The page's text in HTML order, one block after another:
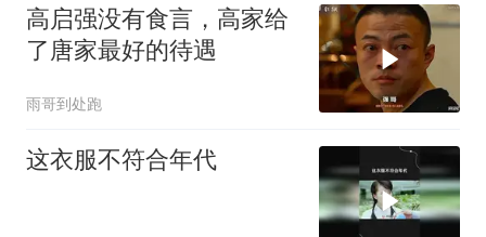
高启强没有食言，高家给
了唐家最好的待遇
雨哥到处跑
这衣服不符合年代